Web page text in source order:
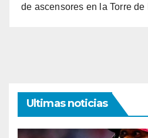
de ascensores en la Torre de
Ultimas noticias